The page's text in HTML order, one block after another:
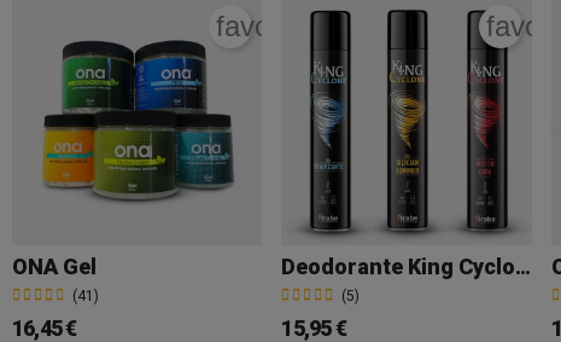
ONA Gel
(41)
favorite_border
16,45 €
Deodorante King Cyclone Trabe
(5)
15,95 €